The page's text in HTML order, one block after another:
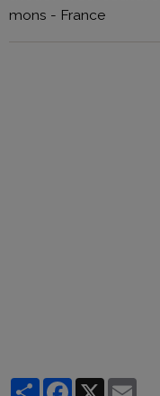
mons - France
PartagerFacebook
X